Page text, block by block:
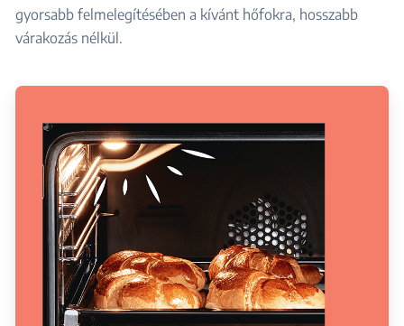
gyorsabb felmelegítésében a kívánt hőfokra, hosszabb
várakozás nélkül.